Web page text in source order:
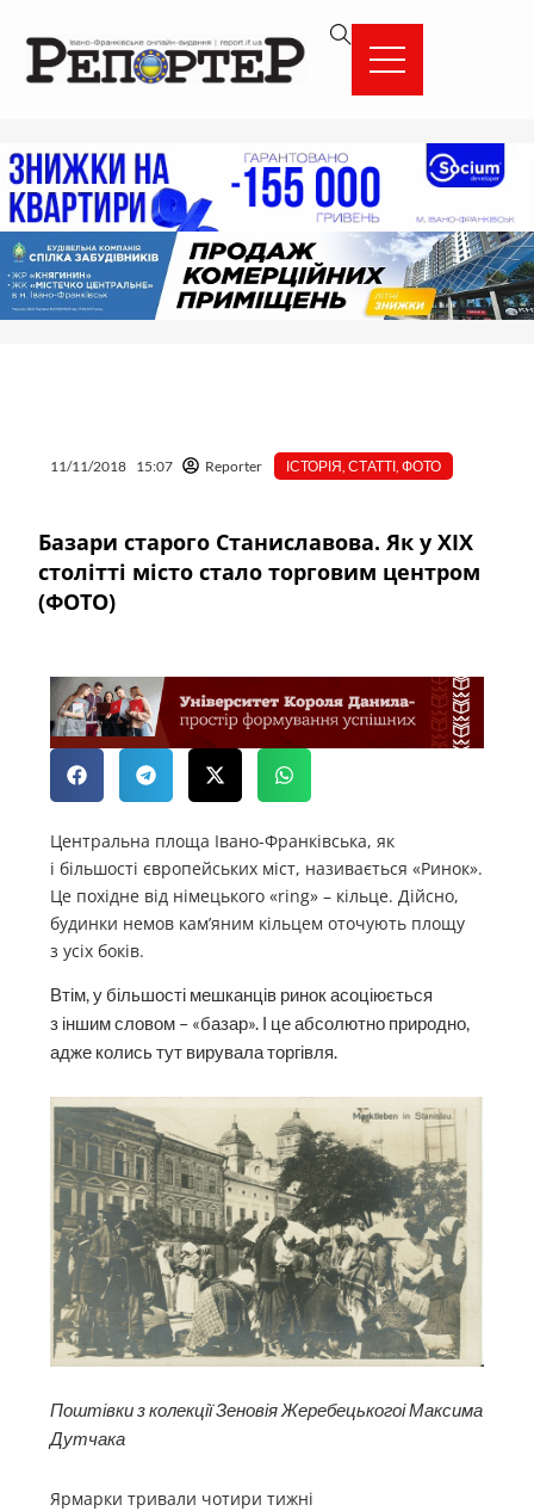
вмісту
11/11/2018 15:07 Reporter ІСТОРІЯ ,СТАТТІ ,ФОТО
Базари старого Станиславова. Як у ХІХ
столітті місто стало торговим центром
(ФОТО)
Центральна площа Івано-Франківська, як
і більшості європейських міст, називається «Ринок».
Це похідне від німецького «ring» – кільце. Дійсно,
будинки немов кам’яним кільцем оточують площу
з усіх боків.
Втім, у більшості мешканців ринок асоціюється
з іншим словом – «базар». І це абсолютно природно,
адже колись тут вирувала торгівля.
Поштівки з колекції Зеновія Жеребецькогоі Максима
Дутчака
Ярмарки тривали чотири тижні